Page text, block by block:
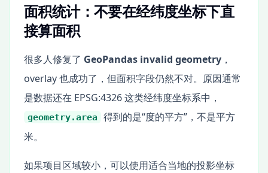
面积统计：不要在经纬度坐标下直
接算面积
很多人修复了 GeoPandas invalid geometry ，
overlay 也成功了，但面积字段仍然不对。原因通常
是数据还在 EPSG:4326 这类经纬度坐标系中，
geometry.area 得到的是“度的平方”，不是平方
米。
如果项目区域较小，可以使用适合当地的投影坐标